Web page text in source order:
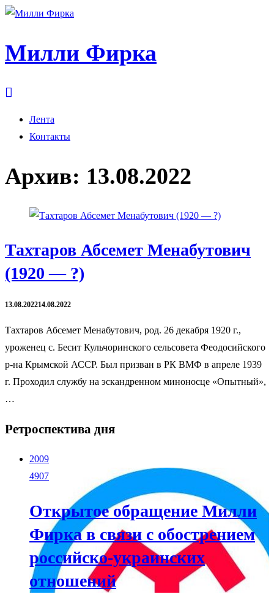
Милли Фирка
Лента
Контакты
Архив: 13.08.2022
Тахтаров Абсемет Менабутович
(1920 — ?)
13.08.202214.08.2022
Тахтаров Абсемет Менабутович, род. 26 декабря 1920 г.,
уроженец с. Бесит Кульчоринского сельсовета Феодосийского
р-на Крымской АССР. Был призван в РК ВМФ в апреле 1939
г. Проходил службу на эскандренном миноносце «Опытный»,
…
Ретроспектива дня
2009
4907
Открытое обращение Милли
Фирка в связи с обострением
российско-украинских
отношений